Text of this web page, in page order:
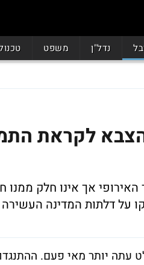
נדל"ן משפט
לקראת
אך אינו חלק
על דלתות המדינה
עתה יותר מאי פעם.